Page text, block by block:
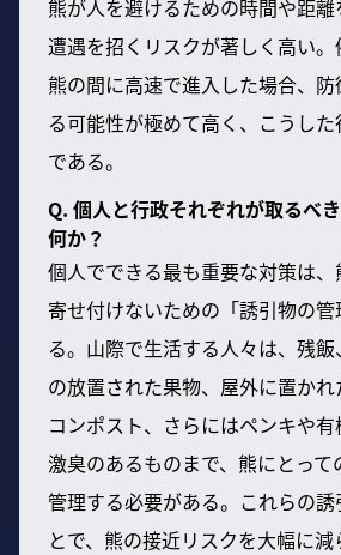
熊が人を避けるための時間や距
遭遇を招くリスクが著しく高い
熊の間に高速で進入した場合、
る可能性が極めて高く、こうし
である。
Q. 個人と行政それぞれが取るべ
何か？
個人でできる最も重要な対策は
寄せ付けないための「誘引物の
る。山際で生活する人々は、残
の放置された果物、屋外に置かれ
コンポスト、さらにはペンキや
激臭のあるものまで、熊にとっ
管理する必要がある。これらの
とで、熊の接近リスクを大幅に